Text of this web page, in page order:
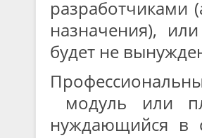
разработчиками
назначения),
будет не
модуль или
нуждающийся в